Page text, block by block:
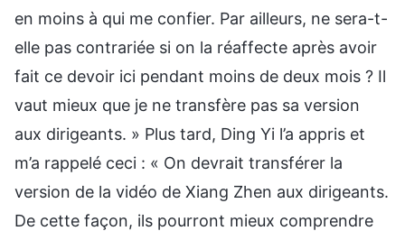
en moins à qui me confier. Par ailleurs, ne sera-t-
elle pas contrariée si on la réaffecte après avoir
fait ce devoir ici pendant moins de deux mois ? Il
vaut mieux que je ne transfère pas sa version
aux dirigeants. » Plus tard, Ding Yi l’a appris et
m’a rappelé ceci : « On devrait transférer la
version de la vidéo de Xiang Zhen aux dirigeants.
De cette façon, ils pourront mieux comprendre